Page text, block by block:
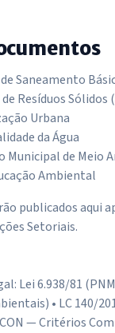
Saneamento
Resíduos Sólidos
Urbana
da Água
Municipal de Meio
Ambiental
publicados aqui
Setoriais.
Lei 6.938/81
• LC 140/
— Critérios